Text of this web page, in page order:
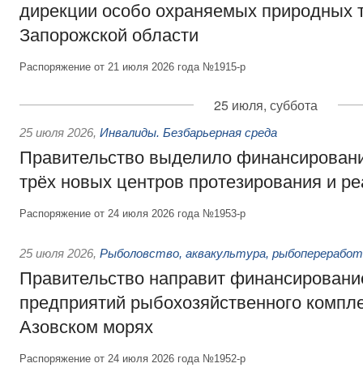
дирекции особо охраняемых природных
Запорожской области
Распоряжение от 21 июля 2026 года №1915-р
25 июля, суббота
25 июля 2026, Инвалиды. Безбарьерная среда
Правительство выделило
трёх новых центров протезирования и
Распоряжение от 24 июля 2026 года №1953-р
25 июля 2026, Рыболовство, аквакультура,
Правительство направит
предприятий рыбохозяйственного
Азовском морях
Распоряжение от 24 июля 2026 года №1952-р